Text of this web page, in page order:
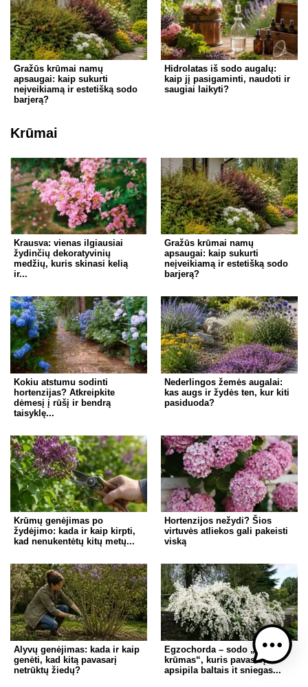
Gražūs krūmai namų
apsaugai: kaip sukurti
neįveikiamą ir estetišką sodo
barjerą?
Hidrolatas iš sodo augalų:
kaip jį pasigaminti, naudoti ir
saugiai laikyti?
Krūmai
Krausva: vienas ilgiausiai
žydinčių dekoratyvinių
medžių, kuris skinasi kelią
ir...
Gražūs krūmai namų
apsaugai: kaip sukurti
neįveikiamą ir estetišką sodo
barjerą?
Kokiu atstumu sodinti
hortenzijas? Atkreipkite
dėmesį į rūšį ir bendrą
taisyklę...
Nederlingos žemės augalai:
kas augs ir žydės ten, kur kiti
pasiduoda?
Krūmų genėjimas po
žydėjimo: kada ir kaip kirpti,
kad nenukentėtų kitų metų...
Hortenzijos nežydi? Šios
virtuvės atliekos gali pakeisti
viską
Alyvų genėjimas: kada ir kaip
genėti, kad kitą pavasarį
netrūktų žiedų?
Egzochorda – sodo „perlų
krūmas“, kuris pavasarį
apsipila baltais it sniegas...